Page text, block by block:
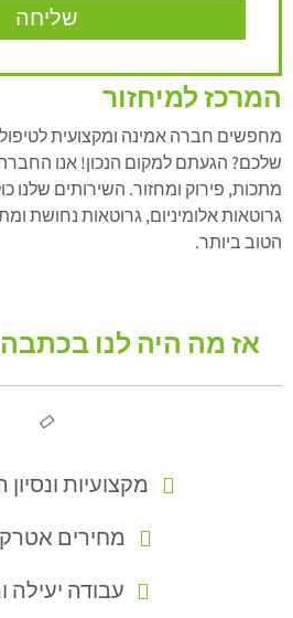
שליחה
המרכז למיחזור
מחפשים חברה אמינה ומקצועית
שלכם? הגעתם למקום הנכון! אנו
מתכות, פירוק ומחזור. השירותים שלנו
גרוטאות אלומיניום, גרוטאות נחושת
הטוב ביותר.
אז מה היה לנו
מקצועיות
מחירים
עבודה יעילה